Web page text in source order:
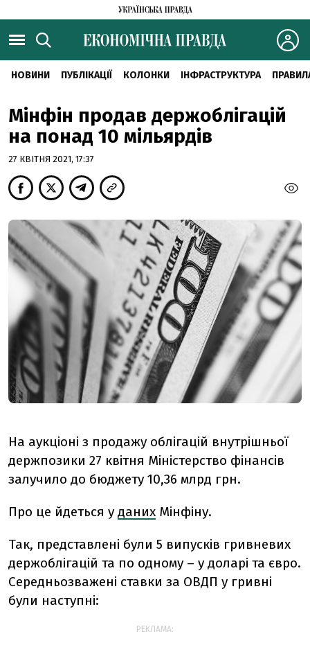
НОВИНИ ПУБЛІКАЦІЇ КОЛОНКИ ІНФРАСТРУКТУРА
Мінфін продав держоблігацій
на понад 10 мільярдів
27 КВІТНЯ 2021, 17:37
На аукціоні з продажу облігацій внутрішньої
держпозики 27 квітня Міністерство фінансів
залучило до бюджету 10,36 млрд грн.
Про це йдеться у даних Мінфіну.
Так, представлені були 5 випусків гривневих
держоблігацій та по одному – у доларі та євро.
Середньозважені ставки за ОВДП у гривні
були наступні:
РЕКЛАМА: